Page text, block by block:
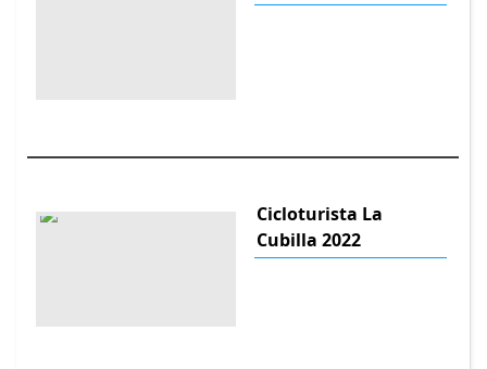
Cicloturista La
Cubilla 2022